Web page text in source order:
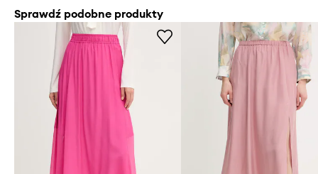
Sprawdź podobne produkty